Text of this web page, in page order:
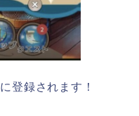
に登録されます！